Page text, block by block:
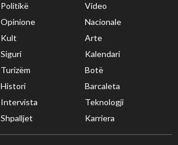
Politikë
Video
Opinione
Nacionale
Kult
Arte
Siguri
Kalendari
Turizëm
Botë
Histori
Barcaleta
Intervista
Teknologji
Shpalljet Karriera